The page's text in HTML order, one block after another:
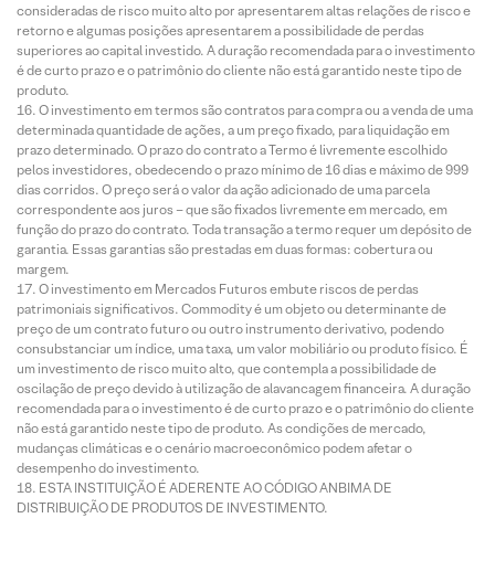
consideradas de risco muito alto por apresentarem altas relações de risco e
retorno e algumas posições apresentarem a possibilidade de perdas
superiores ao capital investido. A duração recomendada para o investimento
é de curto prazo e o patrimônio do cliente não está garantido neste tipo de
produto.
O investimento em termos são contratos para compra ou a venda de uma
determinada quantidade de ações, a um preço fixado, para liquidação em
prazo determinado. O prazo do contrato a Termo é livremente escolhido
pelos investidores, obedecendo o prazo mínimo de 16 dias e máximo de 999
dias corridos. O preço será o valor da ação adicionado de uma parcela
correspondente aos juros – que são fixados livremente em mercado, em
função do prazo do contrato. Toda transação a termo requer um depósito de
garantia. Essas garantias são prestadas em duas formas: cobertura ou
margem.
O investimento em Mercados Futuros embute riscos de perdas
patrimoniais significativos. Commodity é um objeto ou determinante de
preço de um contrato futuro ou outro instrumento derivativo, podendo
consubstanciar um índice, uma taxa, um valor mobiliário ou produto físico. É
um investimento de risco muito alto, que contempla a possibilidade de
oscilação de preço devido à utilização de alavancagem financeira. A duração
recomendada para o investimento é de curto prazo e o patrimônio do cliente
não está garantido neste tipo de produto. As condições de mercado,
mudanças climáticas e o cenário macroeconômico podem afetar o
desempenho do investimento.
ESTA INSTITUIÇÃO É ADERENTE AO CÓDIGO ANBIMA DE
DISTRIBUIÇÃO DE PRODUTOS DE INVESTIMENTO.